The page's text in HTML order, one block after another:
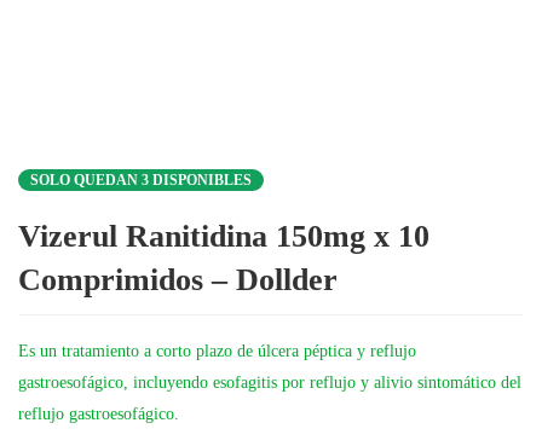
SOLO QUEDAN 3 DISPONIBLES
Vizerul Ranitidina 150mg x 10
Comprimidos – Dollder
Es un tratamiento a corto plazo de úlcera péptica y reflujo
gastroesofágico, incluyendo esofagitis por reflujo y alivio sintomático del
reflujo gastroesofágico.